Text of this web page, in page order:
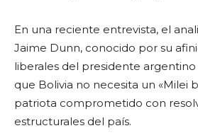
En una reciente entrevista, el
Jaime Dunn, conocido por su
liberales del presidente argentino
que Bolivia no necesita un «Milei
patriota comprometido con
estructurales del país.